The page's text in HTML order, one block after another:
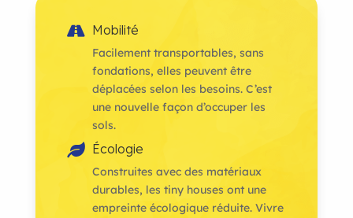
 Mobilité
Facilement transportables, sans
fondations, elles peuvent être
déplacées selon les besoins. C’est
une nouvelle façon d’occuper les
sols.
 Écologie
​Construites avec des matériaux
durables, les tiny houses ont une
empreinte écologique réduite. Vivre